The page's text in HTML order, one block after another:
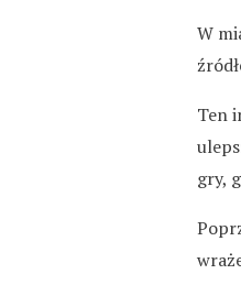
W
Ten
gry,